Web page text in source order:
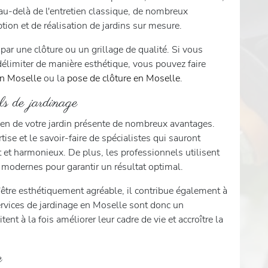
delà de l'entretien classique, de nombreux
et de réalisation de jardins sur mesure.
une clôture ou un grillage de qualité. Si vous
de manière esthétique, vous pouvez faire
Moselleou la pose de clôture en Moselle.
de jardinage
de votre jardin présente de nombreux avantages.
et le savoir-faire de spécialistes qui sauront
et harmonieux. De plus, les professionnels utilisent
pour garantir un résultat optimal.
esthétiquement agréable, il contribue également à
de jardinage en Moselle sont donc un
à la fois améliorer leur cadre de vie et accroître la